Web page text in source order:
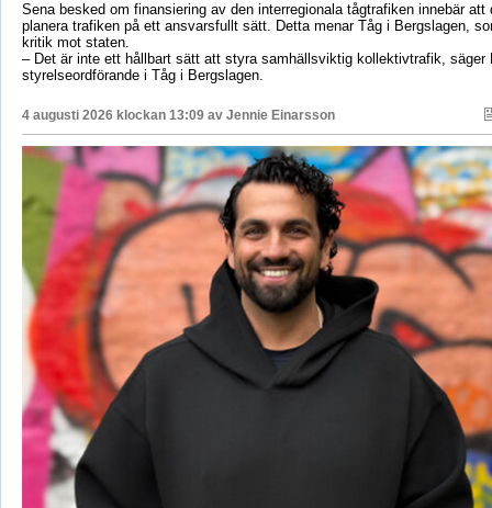
Sena besked om finansiering av den interregionala tågtrafiken innebär att
planera trafiken på ett ansvarsfullt sätt. Detta menar Tåg i Bergslagen,
kritik mot staten.
– Det är inte ett hållbart sätt att styra samhällsviktig kollektivtrafik, säger
styrelseordförande i Tåg i Bergslagen.
4 augusti 2026 klockan 13:09 av Jennie Einarsson